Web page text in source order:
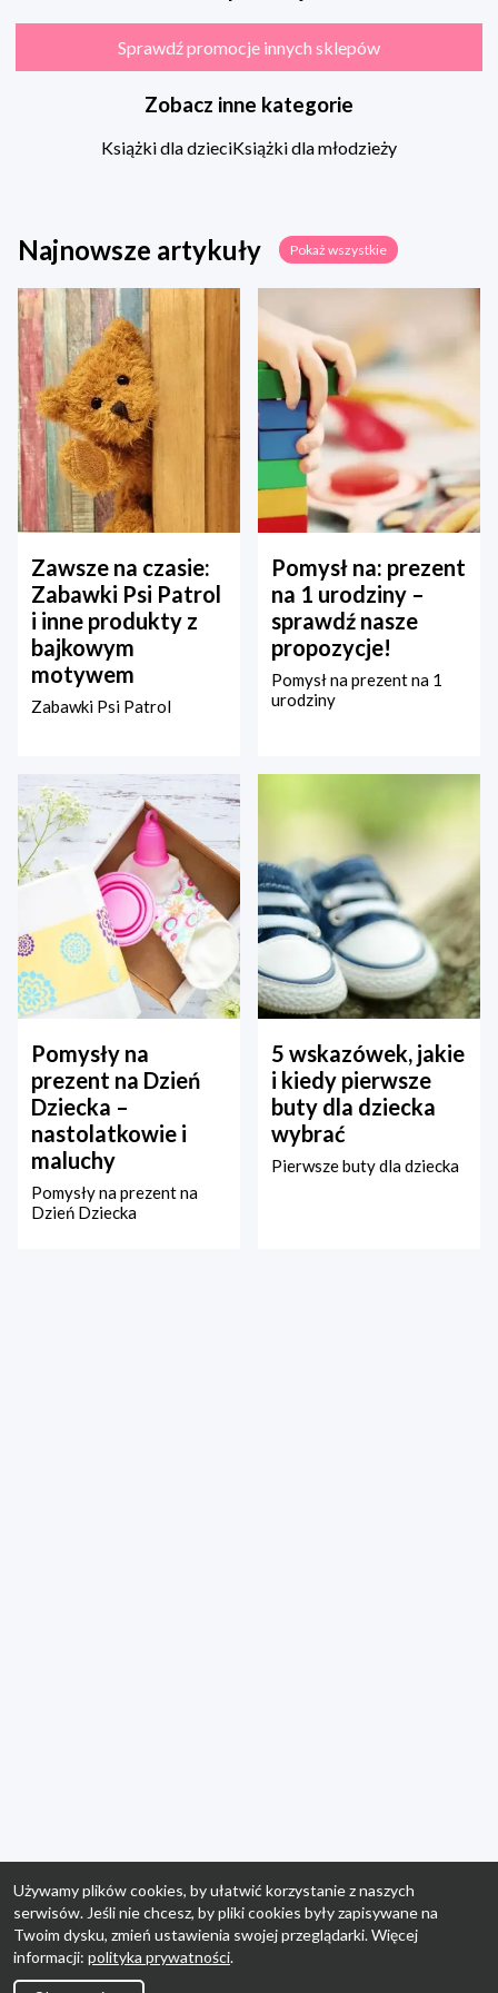
Sprawdź promocje innych sklepów
Zobacz inne kategorie
Książki dla dzieciKsiążki dla młodzieży
Najnowsze artykuły Pokaż wszystkie
Zawsze na czasie:
Zabawki Psi Patrol
i inne produkty z
bajkowym
motywem
Zabawki Psi Patrol
Pomysł na: prezent
na 1 urodziny –
sprawdź nasze
propozycje!
Pomysł na prezent na 1
urodziny
Pomysły na
prezent na Dzień
Dziecka –
nastolatkowie i
maluchy
Pomysły na prezent na
Dzień Dziecka
5 wskazówek, jakie
i kiedy pierwsze
buty dla dziecka
wybrać
Pierwsze buty dla dziecka
Używamy plików cookies, by ułatwić korzystanie z naszych
serwisów. Jeśli nie chcesz, by pliki cookies były zapisywane na
Twoim dysku, zmień ustawienia swojej przeglądarki. Więcej
informacji: polityka prywatności.